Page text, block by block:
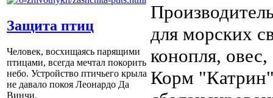
Защита птиц
Человек, восхищаясь парящими
птицами, всегда мечтал покорить
небо. Устройство птичьего крыла
не давало покоя Леонардо Да
Винчи.
для морских
конопля,
Корм